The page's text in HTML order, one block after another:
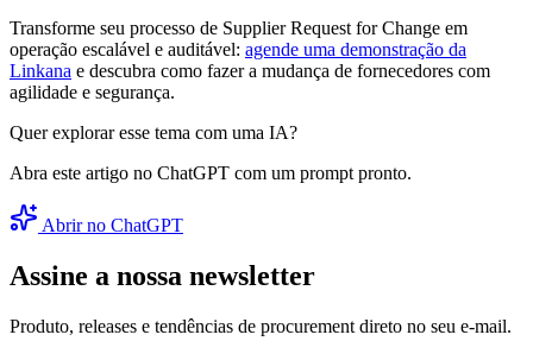
Transforme seu processo de Supplier Request for Change em
operação escalável e auditável: agende uma demonstração da
Linkana e descubra como fazer a mudança de fornecedores com
agilidade e segurança.
Quer explorar esse tema com uma IA?
Abra este artigo no ChatGPT com um prompt pronto.
Abrir no ChatGPT
Assine a nossa newsletter
Produto, releases e tendências de procurement direto no seu e-mail.